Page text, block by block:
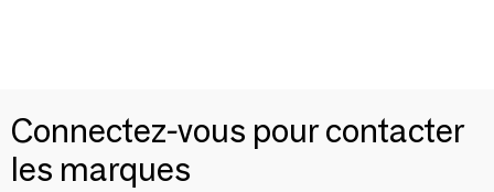
Connectez-vous pour contacter
les marques